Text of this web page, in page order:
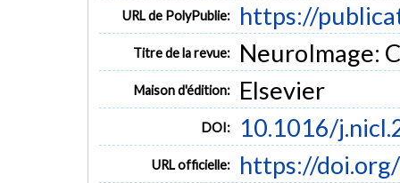
URL de PolyPublie: https://
Titre de la revue: NeuroImage:
Maison d'édition: Elsevier
DOI: 10.1016/
URL officielle: https://